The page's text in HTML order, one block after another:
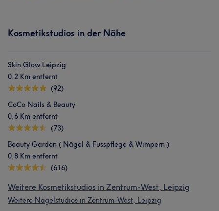
Kosmetikstudios in der Nähe
Skin Glow Leipzig
0,2 Km entfernt
(92)
CoCo Nails & Beauty
0,6 Km entfernt
(73)
Beauty Garden ( Nägel & Fusspflege & Wimpern )
0,8 Km entfernt
(616)
Weitere Kosmetikstudios in Zentrum-West, Leipzig
Weitere Nagelstudios in Zentrum-West, Leipzig